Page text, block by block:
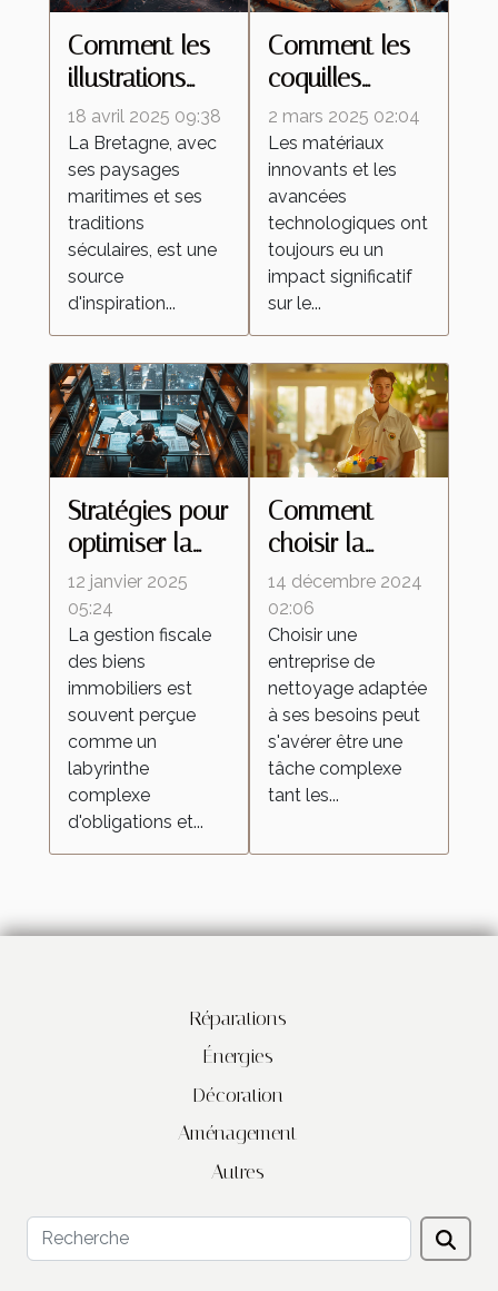
Comment les
illustrations
inspirées de la
Bretagne
célèbrent la
culture
régionale
18 avril 2025 09:38
La Bretagne, avec
ses paysages
maritimes et ses
traditions
séculaires, est une
source
d'inspiration...
Comment les
coquilles
d'œufs
améliorent les
peintures
réfléchissantes
2 mars 2025 02:04
Les matériaux
innovants et les
avancées
technologiques ont
toujours eu un
impact significatif
sur le...
Stratégies pour
optimiser la
fiscalité de vos
biens
immobiliers
12 janvier 2025
05:24
La gestion fiscale
des biens
immobiliers est
souvent perçue
comme un
labyrinthe
complexe
d'obligations et...
Comment
choisir la
meilleure
entreprise de
nettoyage
pour vos
besoins
14 décembre 2024
02:06
Choisir une
entreprise de
nettoyage adaptée
à ses besoins peut
s'avérer être une
tâche complexe
tant les...
Réparations
Énergies
Décoration
Aménagement
Autres